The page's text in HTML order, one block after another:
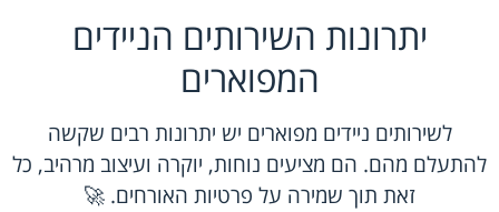
יתרונות השירותים הניידים
המפוארים
לשירותים ניידים מפוארים יש יתרונות רבים שקשה
להתעלם מהם. הם מציעים נוחות, יוקרה ועיצוב מרהיב, כל
זאת תוך שמירה על פרטיות האורחים. 🚀